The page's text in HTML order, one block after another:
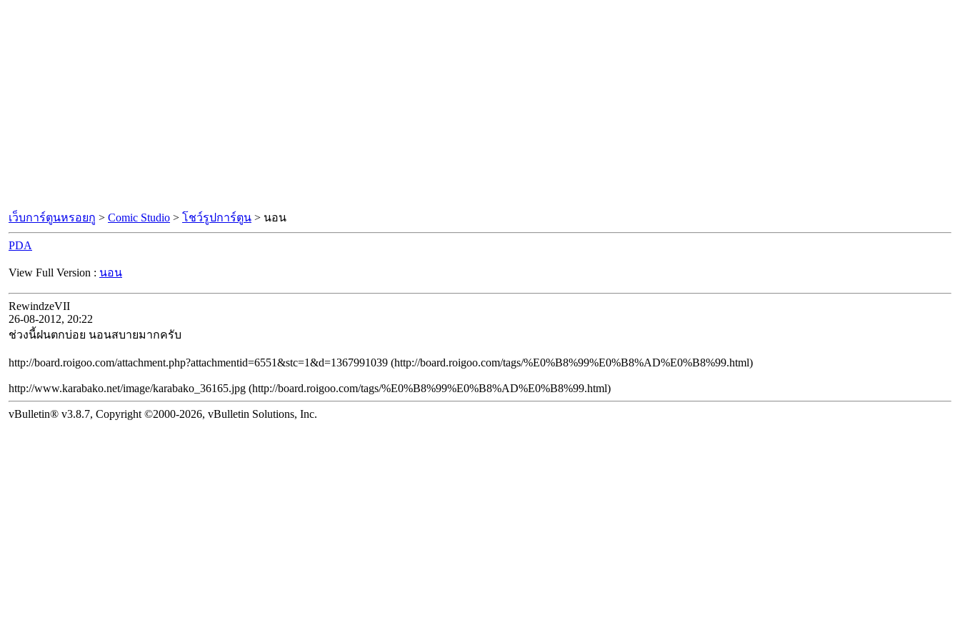
เว็บการ์ตูนหรอยกู > Comic Studio > โชว์รูปการ์ตูน > นอน
PDA
View Full Version : นอน
RewindzeVII
26-08-2012, 20:22
ช่วงนี้ฝนตกบ่อย นอนสบายมากครับ
http://board.roigoo.com/attachment.php?attachmentid=6551&stc=1&d=1367991039 (http://board.roigoo.com/tags/%E0%B8%99%E0%B8%AD%E0%B8%99.html)
http://www.karabako.net/image/karabako_36165.jpg (http://board.roigoo.com/tags/%E0%B8%99%E0%B8%AD%E0%B8%99.html)
vBulletin® v3.8.7, Copyright ©2000-2026, vBulletin Solutions, Inc.